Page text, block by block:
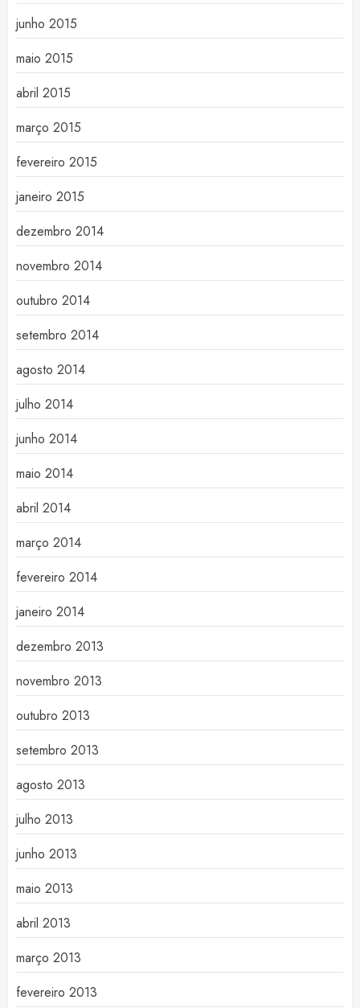
junho 2015
maio 2015
abril 2015
março 2015
fevereiro 2015
janeiro 2015
dezembro 2014
novembro 2014
outubro 2014
setembro 2014
agosto 2014
julho 2014
junho 2014
maio 2014
abril 2014
março 2014
fevereiro 2014
janeiro 2014
dezembro 2013
novembro 2013
outubro 2013
setembro 2013
agosto 2013
julho 2013
junho 2013
maio 2013
abril 2013
março 2013
fevereiro 2013